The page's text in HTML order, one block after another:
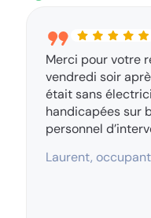
Merci pour votre
vendredi soir
était sans
handicapées sur
personnel
Laurent,